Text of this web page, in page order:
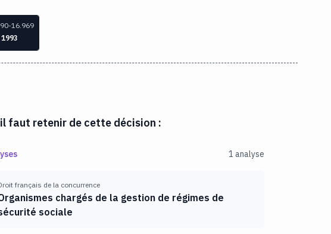
16.969
faut retenir de cette décision :
1 analyse
français de la concurrence
chargés de la gestion de régimes de
sociale